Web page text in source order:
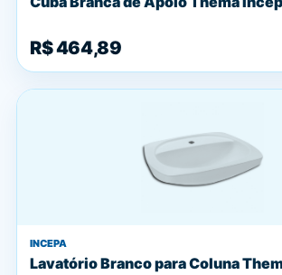
R$ 464,89
INCEPA
Lavatório Branco para Coluna